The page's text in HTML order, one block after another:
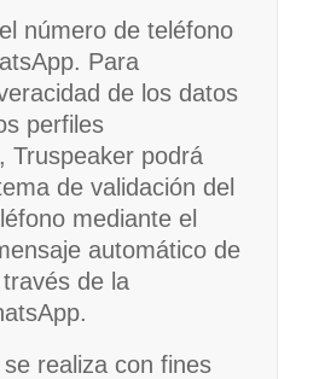
número de teléfono
Para
de los datos
perfiles
Truspeaker podrá
de validación del
mediante el
automático de
de la
realiza con fines